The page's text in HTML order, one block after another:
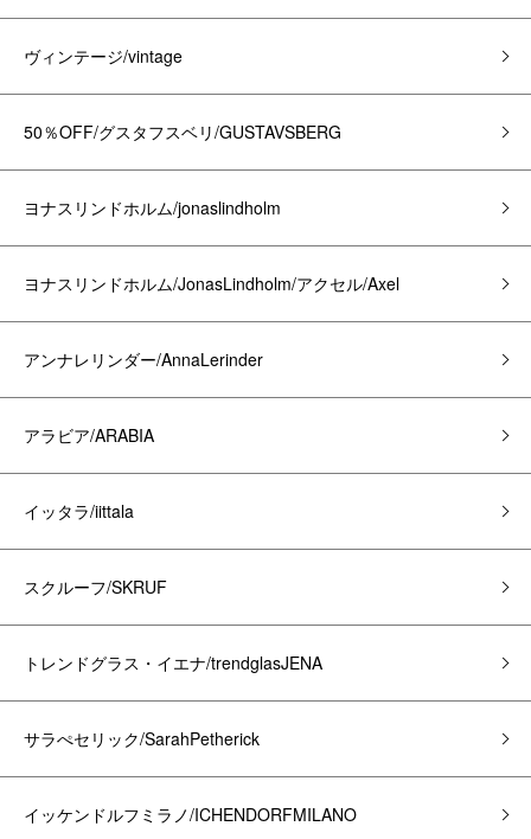
ヴィンテージ/vintage
50％OFF/グスタフスベリ/GUSTAVSBERG
ヨナスリンドホルム/jonaslindholm
ヨナスリンドホルム/JonasLindholm/アクセル/Axel
アンナレリンダー/AnnaLerinder
アラビア/ARABIA
イッタラ/iittala
スクルーフ/SKRUF
トレンドグラス・イエナ/trendglasJENA
サラぺセリック/SarahPetherick
イッケンドルフミラノ/ICHENDORFMILANO